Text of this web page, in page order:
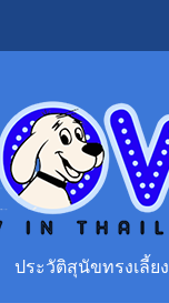
ประวัติสุนัขทรงเลี้ยง